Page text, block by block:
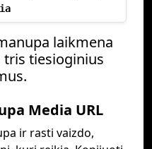
laikmena
tris tiesioginius
Media URL
ir rasti vaizdo,